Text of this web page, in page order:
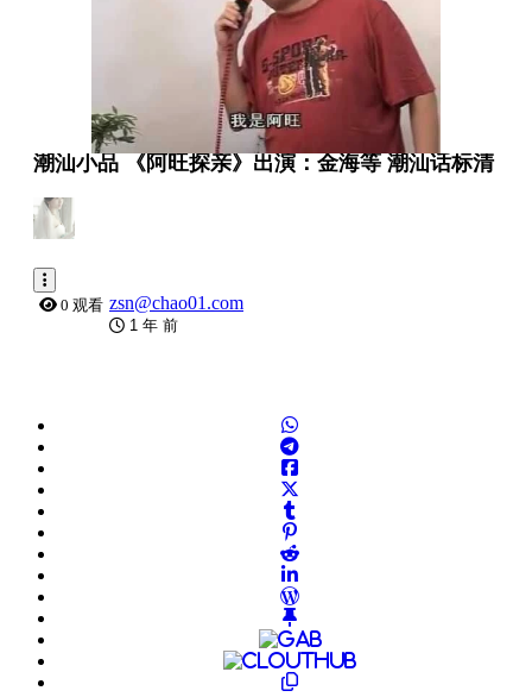
潮汕小品 《阿旺探亲》出演：金海等 潮汕话标清
0 观看 zsn@chao01.com
1 年 前